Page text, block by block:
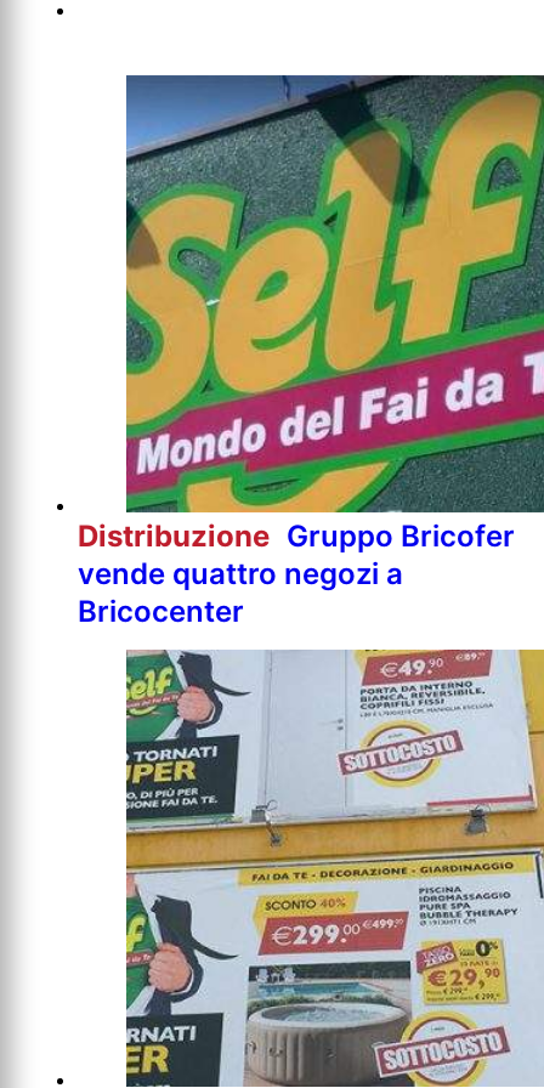
Distribuzione Gruppo Bricofer
vende quattro negozi a
Bricocenter